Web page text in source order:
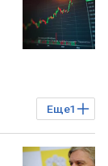
Еще1